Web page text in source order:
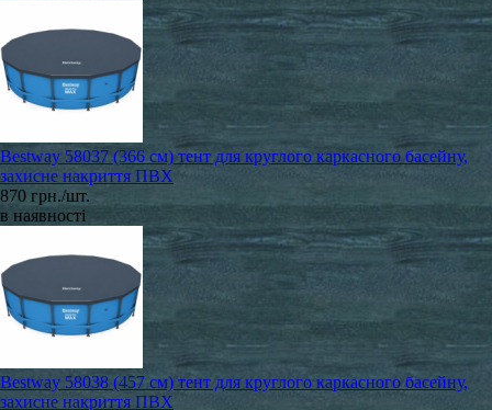
Bestway 58037 (366 см) тент для круглого каркасного басейну,
захисне накриття ПВХ
870 грн./шт.
в наявності
Bestway 58038 (457 см) тент для круглого каркасного басейну,
захисне накриття ПВХ